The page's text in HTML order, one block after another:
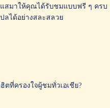
สมาให้คุณได้รับชมแบบฟรี ๆ ครบ
ลได้อย่างสละสลวย
ที่ครองใจผู้ชมทั่วเอเชีย?